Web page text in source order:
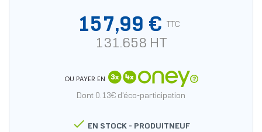
157,99 € TTC
131.658 HT
OU PAYER EN
Dont 0.13€ d'éco-participation
 EN STOCK - PRODUITNEUF